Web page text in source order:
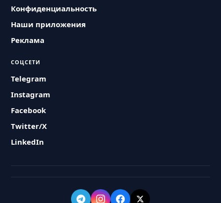
Конфиденциальность
Наши приложения
Реклама
СОЦСЕТИ
Telegram
Instagram
Facebook
Twitter/X
LinkedIn